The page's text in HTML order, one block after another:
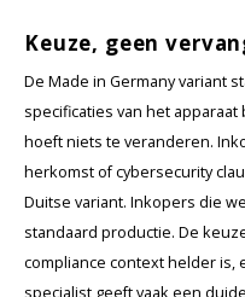
Keuze, geen
De Made in Germany variant
specificaties van het
hoeft niets te veranderen.
herkomst of cybersecurity
Duitse variant. Inkopers die
standaard productie. De
compliance context helder is,
specialist geeft vaak een